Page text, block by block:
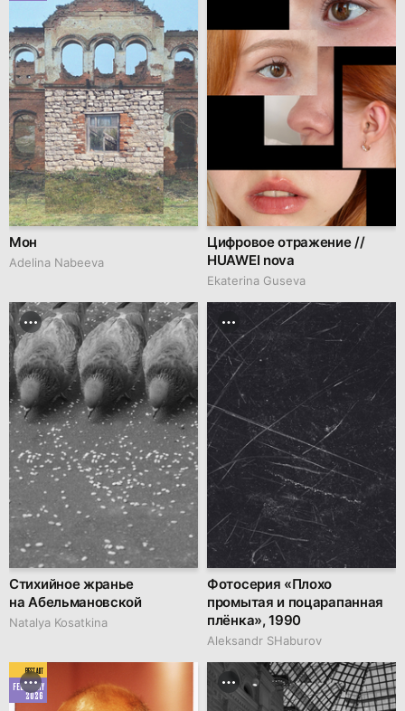
Мон
Adelina Nabeeva
Цифровое отражение //
HUAWEI nova
Ekaterina Guseva
Стихийное жранье
на Абельмановской
Natalya Kosatkina
Фотосерия «Плохо
промытая и поцарапанная
плёнка», 1990
Аleksandr SHaburov
BEST ART
FEBRUARY
2026